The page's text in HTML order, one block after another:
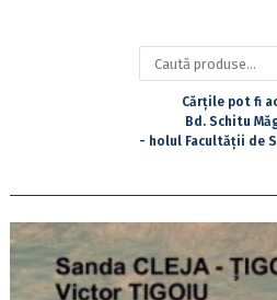
Caută
după:
Cărțile pot fi
Bd. Schitu
- holul Facultății de